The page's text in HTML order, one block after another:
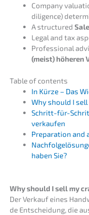
Compa­ny
diligence)
A struc­tu­red
Legal and tax
Profes­sio­nal
(meist) höheren
Table of contents
In Kürze – Das
Why should I
Schritt-für-
verkaufen
Prepa­ra­ti­on and
haben Sie?
Why should I sell my
Der Verkauf eines
de Entschei­dung, die